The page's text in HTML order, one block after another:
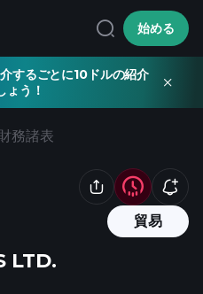
始める
するごとに10ドルの紹介
ょう！
務諸表
貿易
LTD.